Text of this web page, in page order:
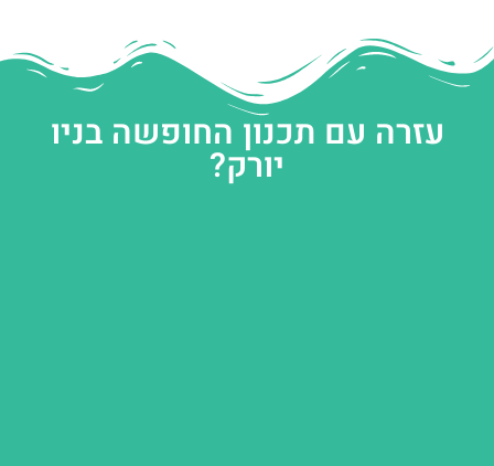
עזרה עם תכנון החופשה בניו
יורק?